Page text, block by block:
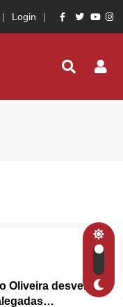
Login
Oliveira desvenda